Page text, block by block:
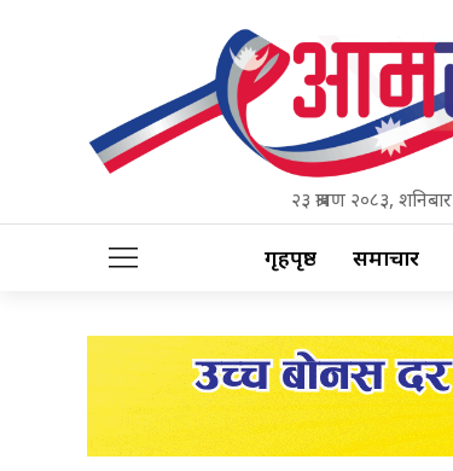
२३ श्रावण २०८३, शनिबार
गृहपृष्ठ समाचार